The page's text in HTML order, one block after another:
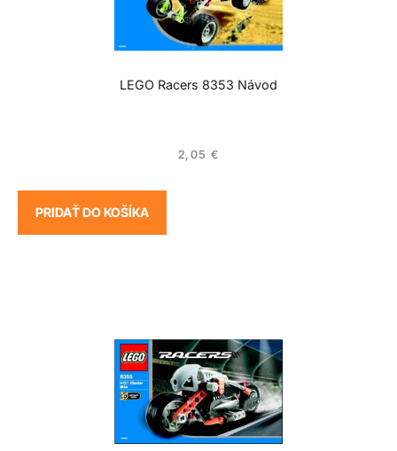
LEGO Racers 8353 Návod
2,05 €
PRIDAŤ DO KOŠÍKA